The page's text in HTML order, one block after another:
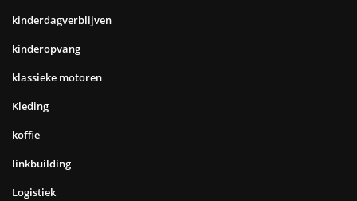
kinderdagverblijven
kinderopvang
klassieke motoren
Kleding
koffie
linkbuilding
Logistiek